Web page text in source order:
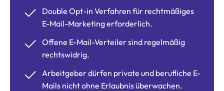
Double Opt-in Verfahren für rechtmäßiges
E-Mail-Marketing erforderlich.
Offene E-Mail-Verteiler sind regelmäßig
rechtswidrig.
Arbeitgeber dürfen private und berufliche E-
Mails nicht ohne Erlaubnis überwachen.